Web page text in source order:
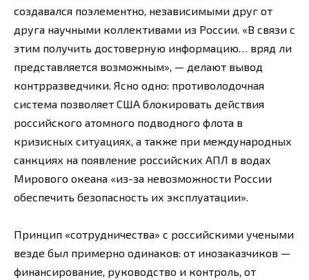
создавался поэлементно, независимыми друг от
друга научными коллективами из России. «В связи с
этим получить достоверную информацию… вряд ли
представляется возможным», — делают вывод
контрразведчики. Ясно одно: противолодочная
система позволяет США блокировать действия
российского атомного подводного флота в
кризисных ситуациях, а также при международных
санкциях на появление российских АПЛ в водах
Мирового океана «из-за невозможности России
обеспечить безопасность их эксплуатации».
Принцип «сотрудничества» с российскими учеными
везде был примерно одинаков: от инозаказчиков —
финансирование, руководство и контроль, от